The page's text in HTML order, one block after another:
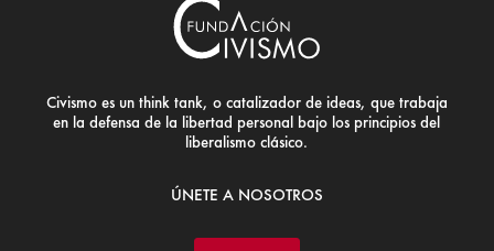
Civismo es un think tank, o catalizador de ideas, que trabaja
en la defensa de la libertad personal bajo los principios del
liberalismo clásico.
ÚNETE A NOSOTROS